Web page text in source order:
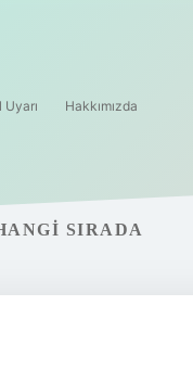
Uyarı Hakkımızda
SIRADA